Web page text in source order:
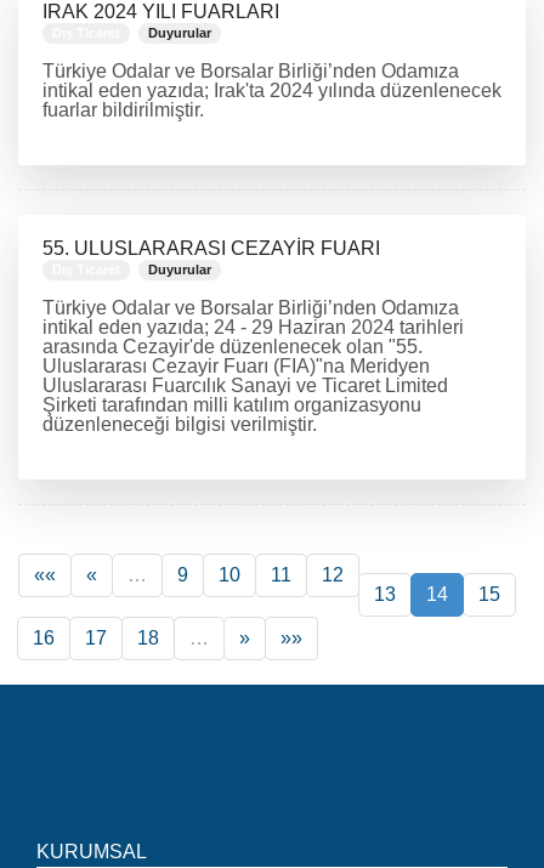
IRAK 2024 YILI FUARLARI
Duyurular
Türkiye Odalar ve Borsalar Birliği’nden Odamıza
intikal eden yazıda; Irak'ta 2024 yılında düzenlenecek
fuarlar bildirilmiştir.
55. ULUSLARARASI CEZAYİR FUARI
Duyurular
Türkiye Odalar ve Borsalar Birliği’nden Odamıza
intikal eden yazıda; 24 - 29 Haziran 2024 tarihleri
arasında Cezayir'de düzenlenecek olan "55.
Uluslararası Cezayir Fuarı (FIA)"na Meridyen
Uluslararası Fuarcılık Sanayi ve Ticaret Limited
Şirketi tarafından milli katılım organizasyonu
düzenleneceği bilgisi verilmiştir.
«« « … 9 10 11
12
13
14 15
16 17 18 … » »»
KURUMSAL